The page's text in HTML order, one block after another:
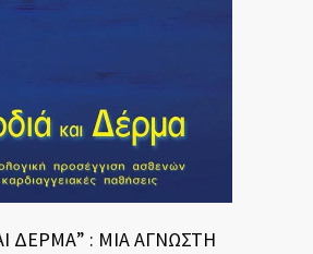
ΔΕΡΜΑ” : ΜΙΑ ΑΓΝΩΣΤΗ